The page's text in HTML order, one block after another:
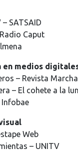
SATSAID
Caput
en medios
– Revista Marcha
– El cohete a la
Infobae
Web
– UNITV